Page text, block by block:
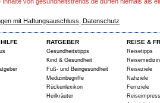
mit Haftungsauschluss, Datenschutz
RATGEBER
Gesundheitstipps
Kind & Gesundheit
Fuß- und Beingesundheit
Medizinbegriffe
Rückenlexikon
Heilkräuter
REISE &
Reisetipps
Reisemedizin
Reiseziele
Nahziele
Fernziele